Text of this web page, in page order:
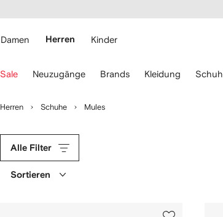
Damen Herren Kinder
Sale Neuzugänge Brands Kleidung
Herren Schuhe Mules
Alle Filter
Sortieren